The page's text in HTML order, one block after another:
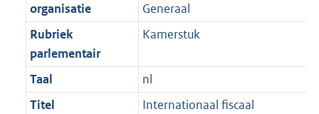
organisatie
Generaal
Rubriek
parlementair
Kamerstuk
Taal
nl
Titel
Internationaal fiscaal